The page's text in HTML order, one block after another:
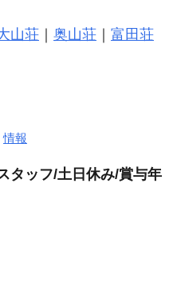
山荘 奥山荘
富田荘
情報
タッフ/土日休み/賞与年